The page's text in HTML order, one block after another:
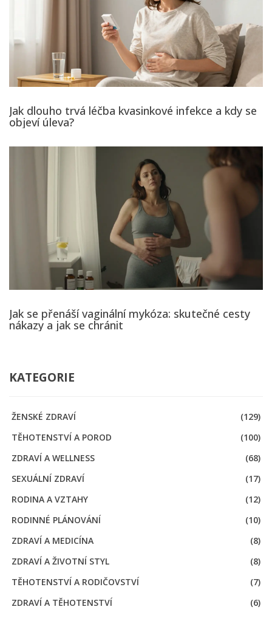
Jak dlouho trvá léčba kvasinkové infekce a kdy se
objeví úleva?
Jak se přenáší vaginální mykóza: skutečné cesty
nákazy a jak se chránit
KATEGORIE
ŽENSKÉ ZDRAVÍ
(129)
TĚHOTENSTVÍ A POROD
(100)
ZDRAVÍ A WELLNESS
(68)
SEXUÁLNÍ ZDRAVÍ
(17)
RODINA A VZTAHY
(12)
RODINNÉ PLÁNOVÁNÍ
(10)
ZDRAVÍ A MEDICÍNA
(8)
ZDRAVÍ A ŽIVOTNÍ STYL
(8)
TĚHOTENSTVÍ A RODIČOVSTVÍ
(7)
ZDRAVÍ A TĚHOTENSTVÍ
(6)